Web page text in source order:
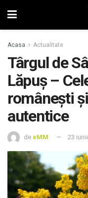
Acasa Actualitate
Târgul de
Lăpuș –
românești
autentice
de eMM 23